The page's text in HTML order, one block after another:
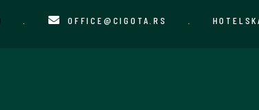
OFFICE@CIGOTA.RS